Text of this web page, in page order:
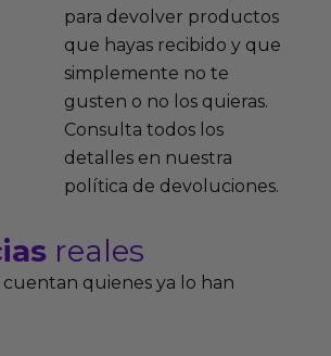
para devolver productos
que hayas recibido y que
simplemente no te
gusten o no los quieras.
Consulta todos los
detalles en nuestra
política de devoluciones.
reales
cuentan quienes ya lo han